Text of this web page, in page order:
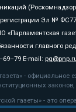
(Роскомнадзор)
Эл №
«Парламентская
главного
E-mail:
-
газеты» - это
активная